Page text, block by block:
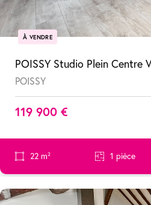
À VENDRE
POISSY
119 900 €
22 m² 1 pièce